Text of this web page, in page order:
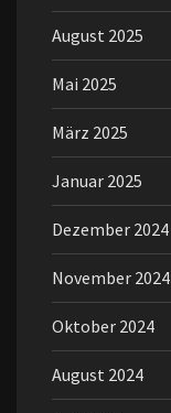
August 2025
Mai 2025
März 2025
Januar 2025
Dezember 2024
November 2024
Oktober 2024
August 2024